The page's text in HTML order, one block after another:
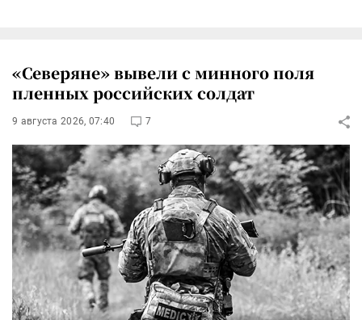
«Северяне» вывели с минного поля
пленных российских солдат
9 августа 2026, 07:40 7